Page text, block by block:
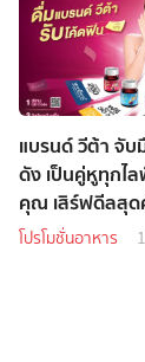
แบรนด์ วีต้า จั
ดัง เป็นคู่หูทุกไ
คุณ เสิร์ฟดีลสุ
รางวัลรวมกว่า
โปรโมชั่นอาหาร